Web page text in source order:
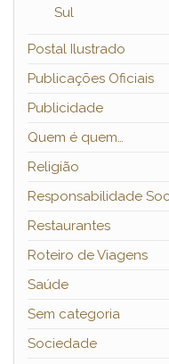
Sul
Postal Ilustrado
Publicações Oficiais
Publicidade
Quem é quem…
Religião
Responsabilidade
Restaurantes
Roteiro de Viagens
Saúde
Sem categoria
Sociedade